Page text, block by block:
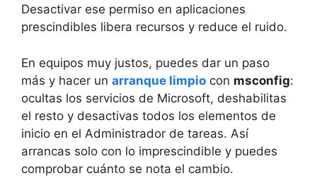
Desactivar ese permiso en aplicaciones
prescindibles libera recursos y reduce el ruido.
En equipos muy justos, puedes dar un paso
más y hacer un arranque limpio con msconfig:
ocultas los servicios de Microsoft, deshabilitas
el resto y desactivas todos los elementos de
inicio en el Administrador de tareas. Así
arrancas solo con lo imprescindible y puedes
comprobar cuánto se nota el cambio.